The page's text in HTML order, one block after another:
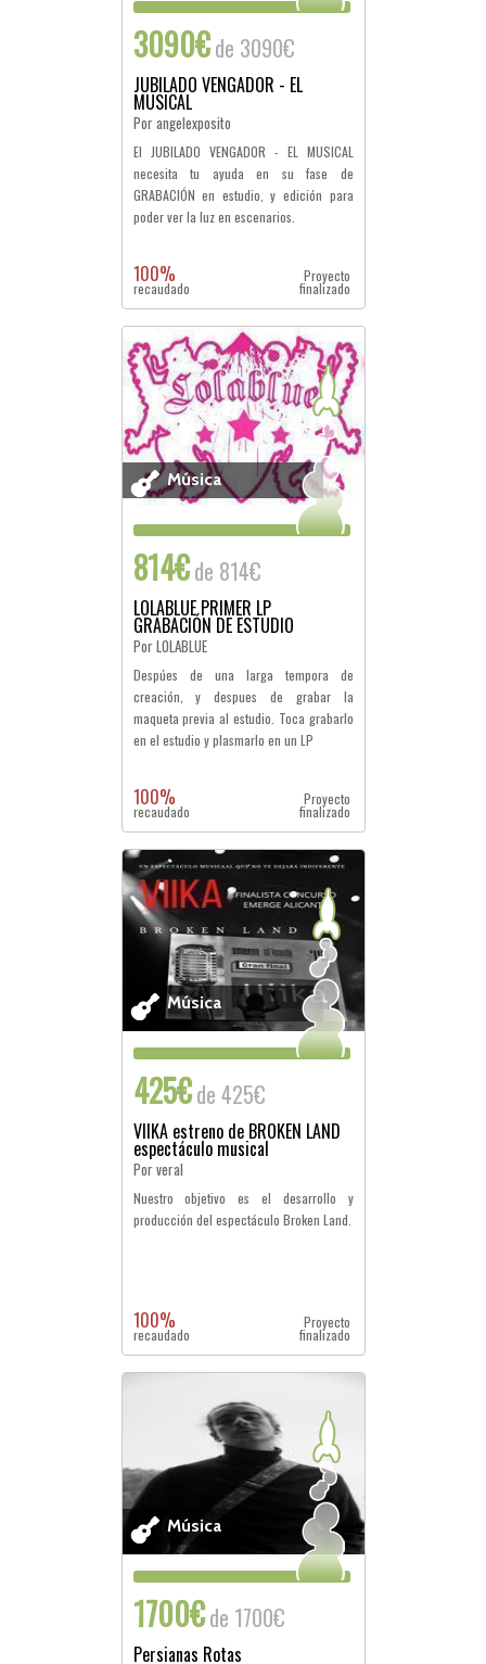
3090€de 3090€
JUBILADO VENGADOR - EL
MUSICAL
Por angelexposito
El JUBILADO VENGADOR - EL MUSICAL
necesita tu ayuda en su fase de
GRABACIÓN en estudio, y edición para
poder ver la luz en escenarios.
100%
recaudado
Proyecto
finalizado
Música
814€de 814€
LOLABLUE PRIMER LP
GRABACIÓN DE ESTUDIO
Por LOLABLUE
Despúes de una larga tempora de
creación, y despues de grabar la
maqueta previa al estudio. Toca grabarlo
en el estudio y plasmarlo en un LP
100%
recaudado
Proyecto
finalizado
Música
425€de 425€
VIIKA estreno de BROKEN LAND
espectáculo musical
Por veral
Nuestro objetivo es el desarrollo y
producción del espectáculo Broken Land.
100%
recaudado
Proyecto
finalizado
Música
1700€de 1700€
Persianas Rotas